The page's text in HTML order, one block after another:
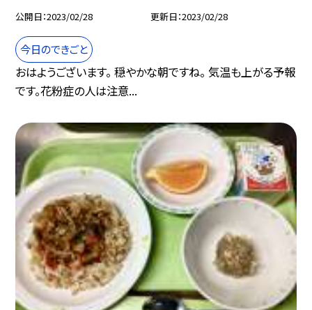
公開日 2023/02/28 更新日 2023/02/28
今日のできごと
おはようございます。 穏やかな朝ですね。 気温も上がる予報
です。花粉症の人は注意...